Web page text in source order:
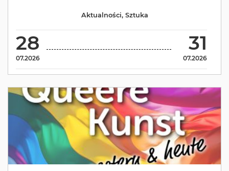
28
07.2026
31
07.2026
Aktualności, Sztuka